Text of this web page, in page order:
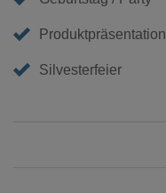
Produktpräsentation
Silvesterfeier